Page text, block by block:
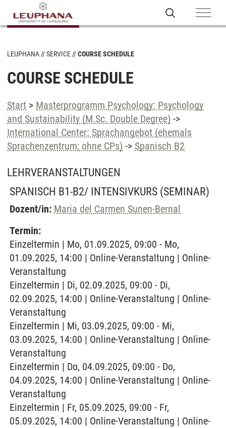
LEUPHANA SERVICE COURSE SCHEDULE
COURSE SCHEDULE
Start > Masterprogramm Psychology: Psychology
and Sustainability (M.Sc. Double Degree) ->
International Center: Sprachangebot (ehemals
Sprachenzentrum; ohne CPs) -> Spanisch B2
LEHRVERANSTALTUNGEN
SPANISCH B1-B2/ INTENSIVKURS (SEMINAR)
Dozent/in: Maria del Carmen Sunen-Bernal
Termin:
Einzeltermin | Mo, 01.09.2025, 09:00 - Mo,
01.09.2025, 14:00 | Online-Veranstaltung | Online-
Veranstaltung
Einzeltermin | Di, 02.09.2025, 09:00 - Di,
02.09.2025, 14:00 | Online-Veranstaltung | Online-
Veranstaltung
Einzeltermin | Mi, 03.09.2025, 09:00 - Mi,
03.09.2025, 14:00 | Online-Veranstaltung | Online-
Veranstaltung
Einzeltermin | Do, 04.09.2025, 09:00 - Do,
04.09.2025, 14:00 | Online-Veranstaltung | Online-
Veranstaltung
Einzeltermin | Fr, 05.09.2025, 09:00 - Fr,
05.09.2025, 14:00 | Online-Veranstaltung | Online-